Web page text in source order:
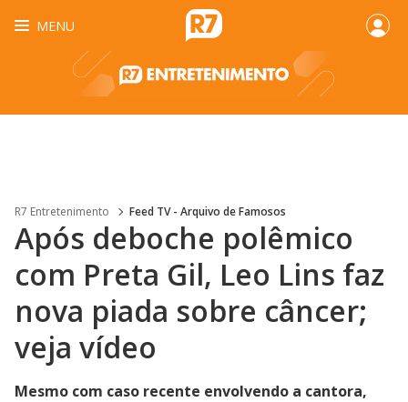
MENU
R7 Entretenimento Feed TV - Arquivo de Famosos
Após deboche polêmico
com Preta Gil, Leo Lins faz
nova piada sobre câncer;
veja vídeo
Mesmo com caso recente envolvendo a cantora,